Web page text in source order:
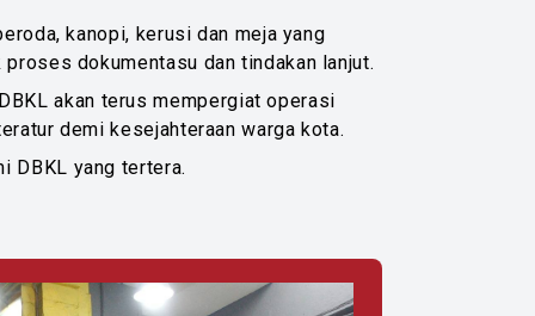
kanopi, kerusi dan meja yang
dokumentasu dan tindakan lanjut.
akan terus mempergiat operasi
demi kesejahteraan warga kota.
DBKL yang tertera.